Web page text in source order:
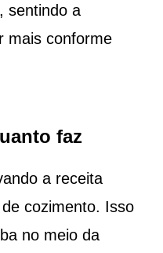
sentindo a
mais conforme
faz
a receita
cozimento. Isso
no meio da